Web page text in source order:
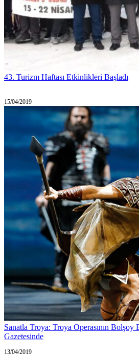
43. Turizm Haftası Etkinlikleri Başladı
15/04/2019
Sanatla Troya: Troya Operasının Bolşoy
Gazetesinde
13/04/2019